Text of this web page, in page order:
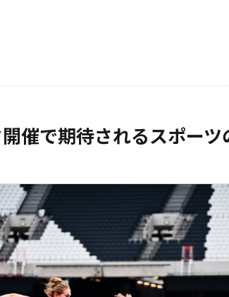
催で期待されるスポー